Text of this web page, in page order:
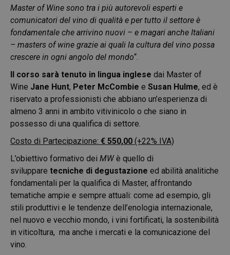
Master of Wine sono tra i più autorevoli esperti e
comunicatori del vino di qualità e per tutto il settore è
fondamentale che arrivino nuovi – e magari anche Italiani
– masters of wine grazie ai quali la cultura del vino possa
crescere in ogni angolo del mondo“.
Il corso sarà tenuto in lingua inglese dai Master of
Wine Jane Hunt, Peter McCombie e Susan Hulme, ed è
riservato a professionisti che abbiano un’esperienza di
almeno 3 anni in ambito vitivinicolo o che siano in
possesso di una qualifica di settore.
Costo di Partecipazione: € 550,00 (+22% IVA)
L’obiettivo formativo dei MWè quello di
sviluppare tecniche di degustazione ed abilità analitiche
fondamentali per la qualifica di Master, affrontando
tematiche ampie e sempre attuali: come ad esempio, gli
stili produttivi e le tendenze dell’enologia internazionale,
nel nuovo e vecchio mondo, i vini fortificati, la sostenibilità
in viticoltura, ma anche i mercati e la comunicazione del
vino.